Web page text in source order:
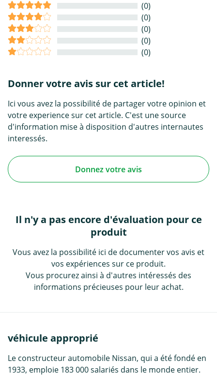
(0)
(0)
(0)
(0)
(0)
Donner votre avis sur cet article!
Ici vous avez la possibilité de partager votre opinion et
votre experience sur cet article. C'est une source
d'information mise à disposition d'autres internautes
interessés.
Donnez votre avis
Il n'y a pas encore d'évaluation pour ce
produit
Vous avez la possibilité ici de documenter vos avis et
vos expériences sur ce produit.
Vous procurez ainsi à d'autres intéressés des
informations précieuses pour leur achat.
véhicule approprié
Le constructeur automobile Nissan, qui a été fondé en
1933, emploie 183 000 salariés dans le monde entier.